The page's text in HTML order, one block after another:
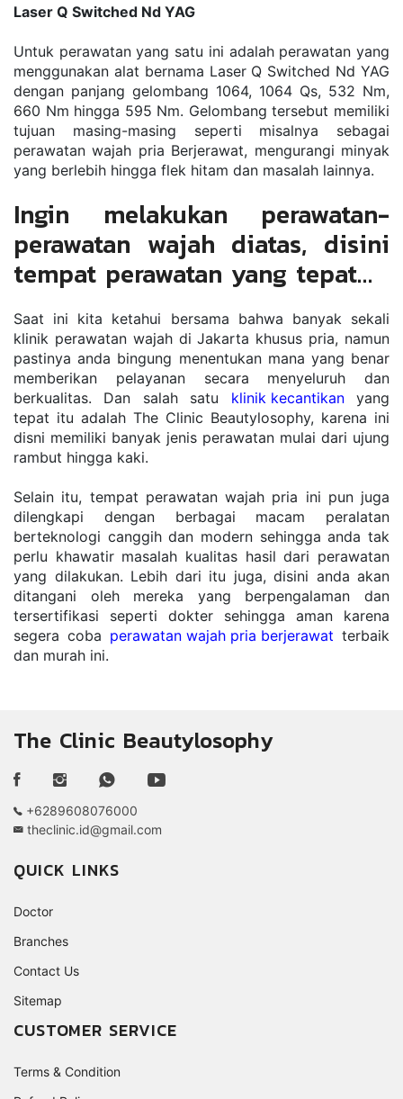
Laser Q Switched Nd YAG
Untuk perawatan yang satu ini adalah perawatan yang
menggunakan alat bernama Laser Q Switched Nd YAG
dengan panjang gelombang 1064, 1064 Qs, 532 Nm,
660 Nm hingga 595 Nm. Gelombang tersebut memiliki
tujuan masing-masing seperti misalnya sebagai
perawatan wajah pria Berjerawat, mengurangi minyak
yang berlebih hingga flek hitam dan masalah lainnya.
Ingin melakukan perawatan-
perawatan wajah diatas, disini
tempat perawatan yang tepat…
Saat ini kita ketahui bersama bahwa banyak sekali
klinik perawatan wajah di Jakarta khusus pria, namun
pastinya anda bingung menentukan mana yang benar
memberikan pelayanan secara menyeluruh dan
berkualitas. Dan salah satu klinik kecantikan yang
tepat itu adalah The Clinic Beautylosophy, karena ini
disni memiliki banyak jenis perawatan mulai dari ujung
rambut hingga kaki.
Selain itu, tempat perawatan wajah pria ini pun juga
dilengkapi dengan berbagai macam peralatan
berteknologi canggih dan modern sehingga anda tak
perlu khawatir masalah kualitas hasil dari perawatan
yang dilakukan. Lebih dari itu juga, disini anda akan
ditangani oleh mereka yang berpengalaman dan
tersertifikasi seperti dokter sehingga aman karena
segera coba perawatan wajah pria berjerawat terbaik
dan murah ini.
The Clinic Beautylosophy
+6289608076000
theclinic.id@gmail.com
QUICK LINKS
Doctor
Branches
Contact Us
Sitemap
CUSTOMER SERVICE
Terms & Condition